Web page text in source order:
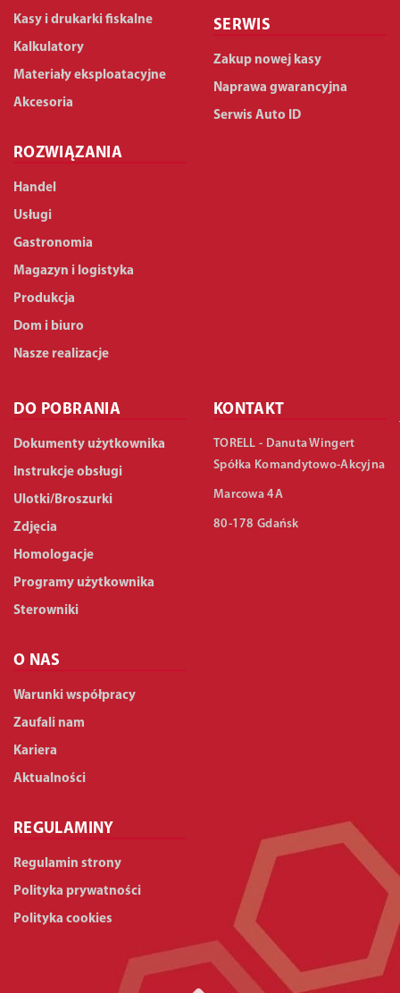
Kasy i drukarki fiskalne
Kalkulatory
Materiały eksploatacyjne
Akcesoria
ROZWIĄZANIA
Handel
Usługi
Gastronomia
Magazyn i logistyka
Produkcja
Dom i biuro
Nasze realizacje
SERWIS
Zakup nowej kasy
Naprawa gwarancyjna
Serwis Auto ID
DO POBRANIA
Dokumenty użytkownika
Instrukcje obsługi
Ulotki/Broszurki
Zdjęcia
Homologacje
Programy użytkownika
Sterowniki
O NAS
Warunki współpracy
Zaufali nam
Kariera
Aktualności
REGULAMINY
Regulamin strony
Polityka prywatności
Polityka cookies
KONTAKT
TORELL - Danuta Wingert
Spółka Komandytowo-Akcyjna
Marcowa 4A
80-178 Gdańsk